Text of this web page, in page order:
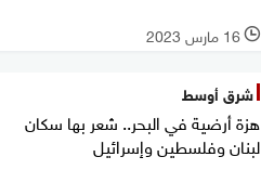
l 16 مارس 2023
شرق أوسط
هزة أرضية في البحر.. شعر بها سكان
لبنان وفلسطين وإسرائيل